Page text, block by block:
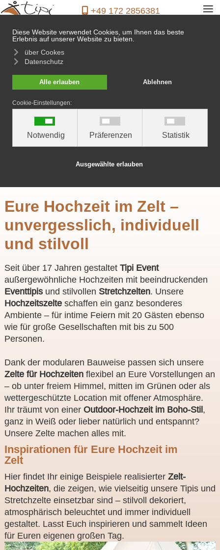
Diese Website verwendet Cookies, um Ihnen das beste
Erlebnis auf unserer Website zu bieten.
über Cookes
Datenschutz
Alle erlauben Ablehnen
Cookie-Einstellungen:
Notwendig Präferenzen Statistik
Ausgewählte erlauben
+49 172 2856381 ≡
Hochzeitsträume
werden wahr!
Eure Hochzeit im Zelt –
unvergesslich, individuell
und stilvoll
Seit über 17 Jahren gestaltet Tipi Event
außergewöhnliche Hochzeiten mit beeindruckenden
Eventtipisund stilvollen Stretchzelten. Unsere
Hochzeitszelteschaffen ein ganz besonderes
Ambiente – für intime Feiern mit 20 Gästen ebenso
wie für große Gesellschaften mit bis zu 500
Personen.
Dank der modularen Bauweise passen sich unsere
Zelte für Hochzeitenflexibel an Eure Vorstellungen an
– ob unter freiem Himmel, mitten im Grünen oder als
wettergeschützte Location mit offener Atmosphäre.
Ihr träumt von einer Outdoor-Hochzeit im Boho-Stil ,
ganz in Weiß oder lieber natürlich und entspannt?
Unsere Zelte machen alles mit.
Inspirationen für Eure Hochzeit im
Zelt
Hier findet Ihr einige Beispiele realisierter Zelt-
Hochzeiten, die zeigen, wie vielseitig unsere Tipis und
Stretchzelte einsetzbar sind – stilvoll dekoriert,
atmosphärisch beleuchtet und immer individuell
gestaltet. Lasst Euch inspirieren und sammelt Ideen
für Euren eigenen großen Tag.